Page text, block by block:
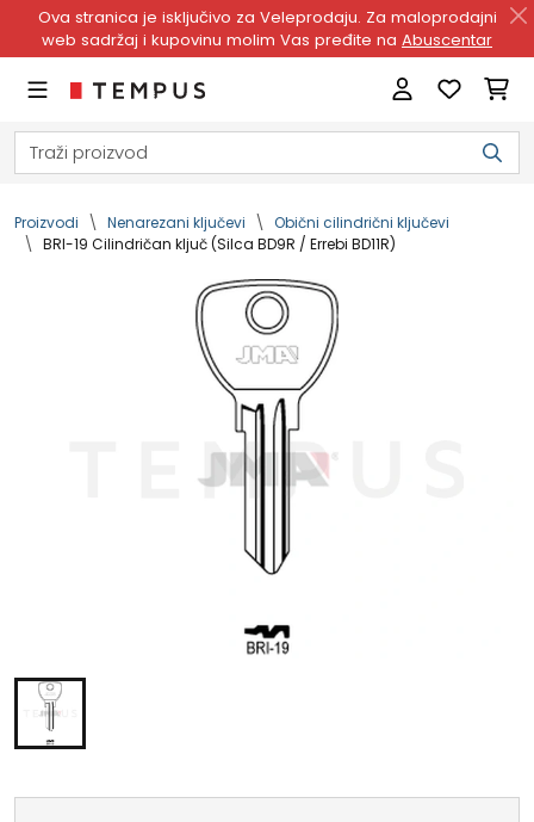
Ova stranica je isključivo za Veleprodaju. Za maloprodajni
web sadržaj i kupovinu molim Vas pređite na Abuscentar
Proizvodi Nenarezani ključevi
Obični cilindrični ključevi
BRI-19 Cilindričan ključ (Silca BD9R / Errebi BD11R)